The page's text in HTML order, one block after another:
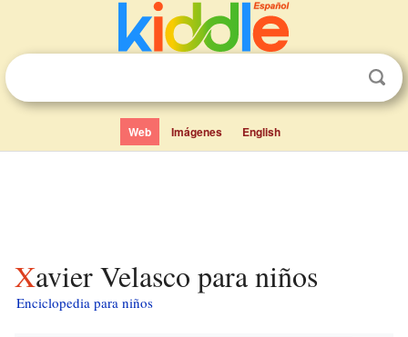
Web Imágenes English
Xavier Velasco para niños
Enciclopedia para niños